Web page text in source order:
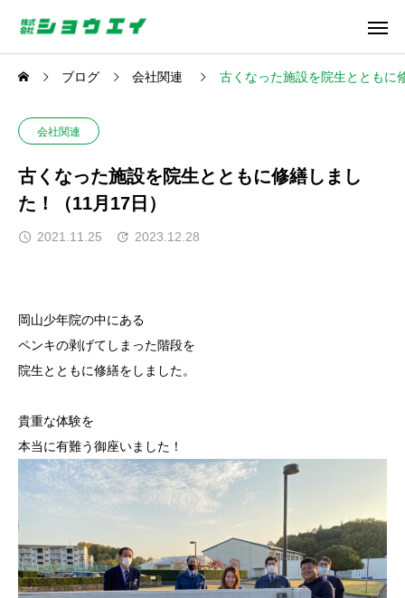
ブログ 会社関連 古くなった施設を院生とともに
会社関連
古くなった施設を院生とともに修繕しまし
た！（11月17日）
2021.11.25 2023.12.28
岡山少年院の中にある
ペンキの剥げてしまった階段を
院生とともに修繕をしました。
貴重な体験を
本当に有難う御座いました！